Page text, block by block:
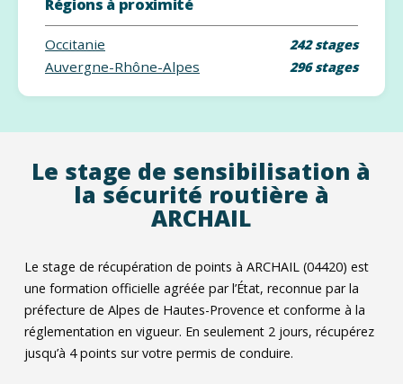
Régions à proximité
Occitanie 242 stages
Auvergne-Rhône-Alpes 296 stages
Le stage de sensibilisation à
la sécurité routière à
ARCHAIL
Le stage de récupération de points à ARCHAIL (04420) est
une formation officielle agréée par l’État, reconnue par la
préfecture de Alpes de Hautes-Provence et conforme à la
réglementation en vigueur. En seulement 2 jours, récupérez
jusqu’à 4 points sur votre permis de conduire.